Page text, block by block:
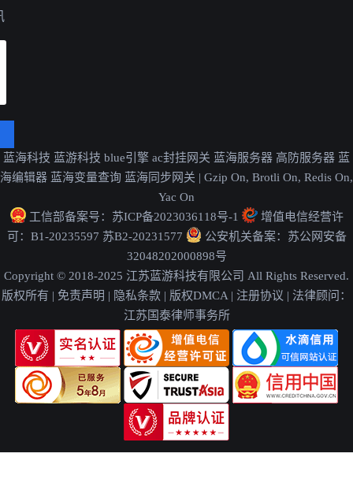
蓝海科技 蓝游科技 blue引擎 ac封挂网关 蓝海服务器 高防服务器 蓝
海编辑器 蓝海变量查询 蓝海同步网关 | Gzip On, Brotli On, Redis On,
Yac On
工信部备案号： 苏ICP备2023036118号-1
增值电信经营许
可： B1-20235597 苏B2-20231577 公安机关备案： 苏公网安备
32048202000898号
Copyright © 2018-2025 江苏蓝游科技有限公司 All Rights Reserved.
版权所有 | 免责声明 | 隐私条款 | 版权DMCA | 注册协议 | 法律顾问：
江苏国泰律师事务所